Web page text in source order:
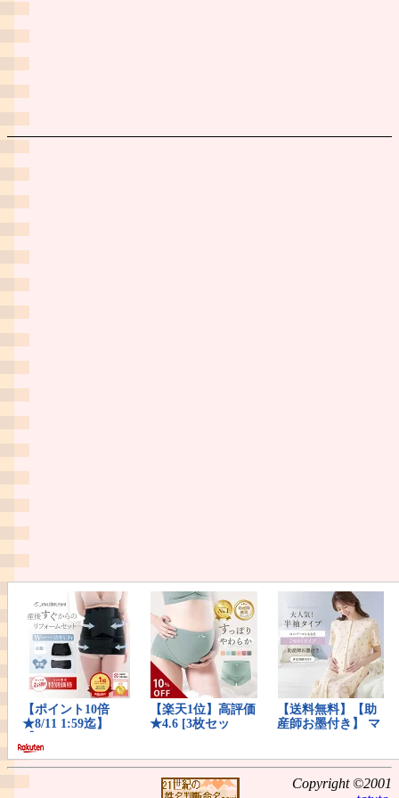
Copyright ©2001